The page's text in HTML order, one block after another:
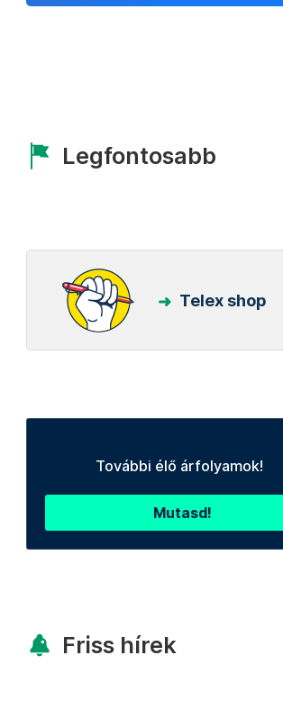
Legfontosabb
Telex shop
További élő árfolyamok!
Mutasd!
Friss hírek